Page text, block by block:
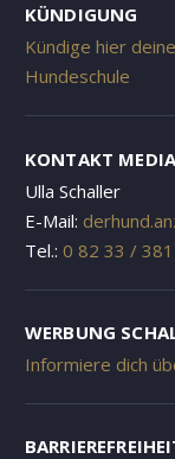
KÜNDIGUNG
Kündige hier
Hundeschule
KONTAKT
Ulla Schaller
E-Mail:
Tel.: 0 82 33 /
WERBUNG
Informiere dich